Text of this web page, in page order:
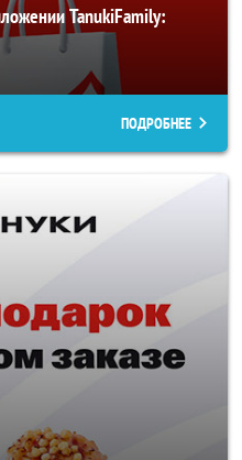
TanukiFamily:
ПОДРОБНЕЕ